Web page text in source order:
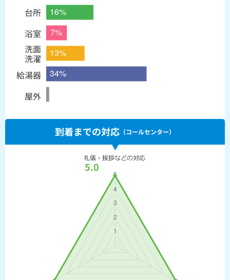
台所
浴室
洗面
洗濯
給湯器
屋外
到着までの対応 （コールセンター）
5.0